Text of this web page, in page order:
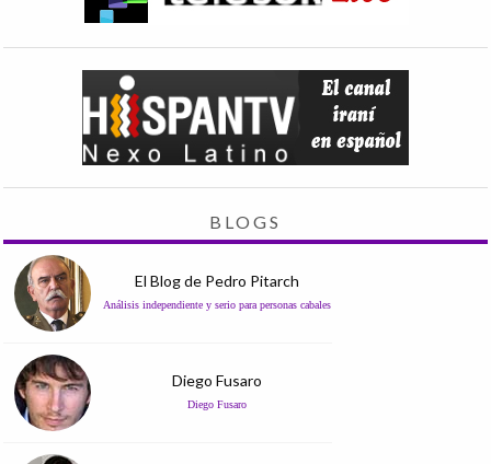
BLOGS
El Blog de Pedro Pitarch
Análisis independiente y serio para personas cabales
Diego Fusaro
Diego Fusaro